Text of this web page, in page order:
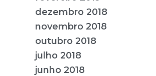
dezembro 2018
novembro 2018
outubro 2018
julho 2018
junho 2018